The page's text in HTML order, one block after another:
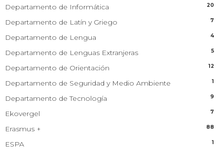
Departamento de Informática 20
Departamento de Latín y Griego 7
Departamento de Lengua 4
Departamento de Lenguas Extranjeras 5
Departamento de Orientación 12
Departamento de Seguridad y Medio Ambiente 1
Departamento de Tecnología 9
Ekovergel 7
Erasmus + 88
ESPA 1